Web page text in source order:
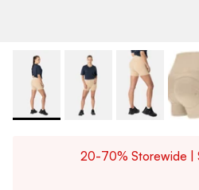
20-70% Storewide |